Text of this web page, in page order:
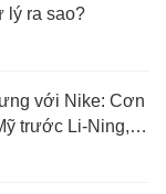
lý ra sao?
với Nike: Cơn
trước Li-Ning,
phải tái thiết